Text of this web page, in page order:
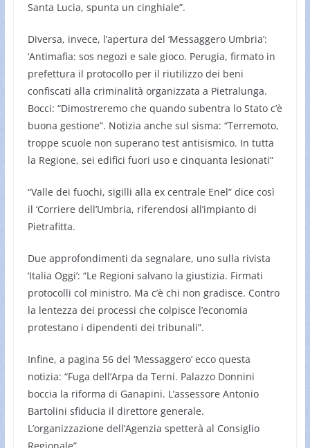
Santa Lucia, spunta un cinghiale”.
Diversa, invece, l’apertura del ‘Messaggero Umbria’:
‘Antimafia: sos negozi e sale gioco. Perugia, firmato in
prefettura il protocollo per il riutilizzo dei beni
confiscati alla criminalità organizzata a Pietralunga.
Bocci: “Dimostreremo che quando subentra lo Stato c’è
buona gestione”. Notizia anche sul sisma: “Terremoto,
troppe scuole non superano test antisismico. In tutta
la Regione, sei edifici fuori uso e cinquanta lesionati”
“Valle dei fuochi, sigilli alla ex centrale Enel” dice così
il ‘Corriere dell’Umbria, riferendosi all’impianto di
Pietrafitta.
Due approfondimenti da segnalare, uno sulla rivista
‘Italia Oggi’: “Le Regioni salvano la giustizia. Firmati
protocolli col ministro. Ma c’è chi non gradisce. Contro
la lentezza dei processi che colpisce l’economia
protestano i dipendenti dei tribunali”.
Infine, a pagina 56 del ‘Messaggero’ ecco questa
notizia: “Fuga dell’Arpa da Terni. Palazzo Donnini
boccia la riforma di Ganapini. L’assessore Antonio
Bartolini sfiducia il direttore generale.
L’organizzazione dell’Agenzia spetterà al Consiglio